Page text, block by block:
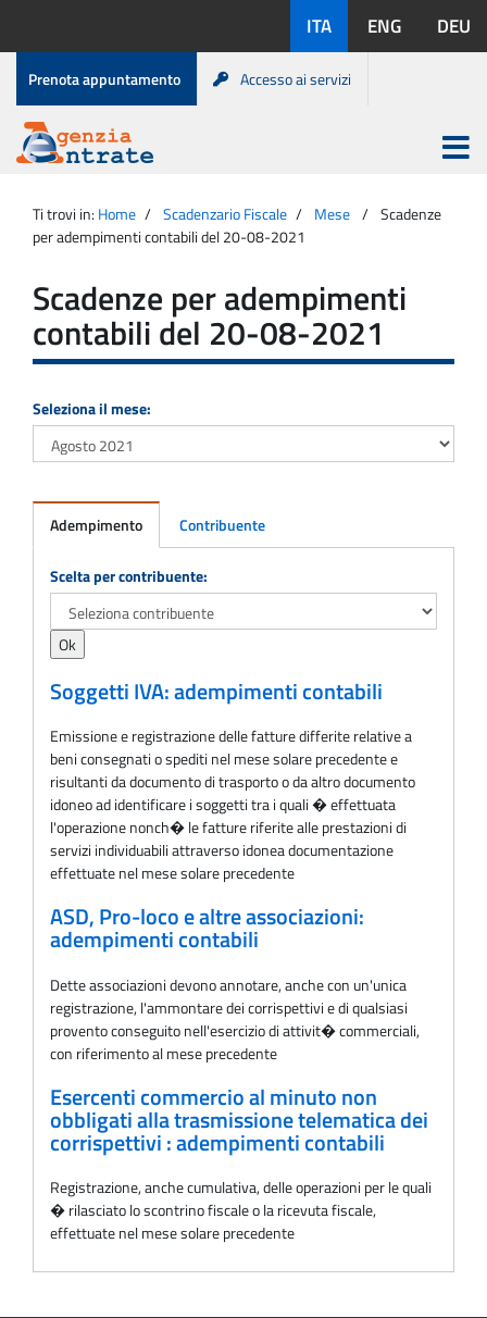
contenuto
disponibili:
ITA ENG DEU
Menu
di
servizio
Prenota appuntamento Accesso ai servizi
Agenzia
Entrate
Apri
menu
principale
Ti trovi in: Home Scadenzario Fiscale Mese
Scadenze
per adempimenti contabili del 20-08-2021
Scadenze per adempimenti
contabili del 20-08-2021
Seleziona il mese:
Adempimento Contribuente
Adempimento
Scelta per contribuente:
Soggetti IVA: adempimenti contabili
Emissione e registrazione delle fatture differite relative a
beni consegnati o spediti nel mese solare precedente e
risultanti da documento di trasporto o da altro documento
idoneo ad identificare i soggetti tra i quali � effettuata
l'operazione nonch� le fatture riferite alle prestazioni di
servizi individuabili attraverso idonea documentazione
effettuate nel mese solare precedente
ASD, Pro-loco e altre associazioni:
adempimenti contabili
Dette associazioni devono annotare, anche con un'unica
registrazione, l'ammontare dei corrispettivi e di qualsiasi
provento conseguito nell'esercizio di attivit� commerciali,
con riferimento al mese precedente
Esercenti commercio al minuto non
obbligati alla trasmissione telematica dei
corrispettivi : adempimenti contabili
Registrazione, anche cumulativa, delle operazioni per le quali
� rilasciato lo scontrino fiscale o la ricevuta fiscale,
effettuate nel mese solare precedente